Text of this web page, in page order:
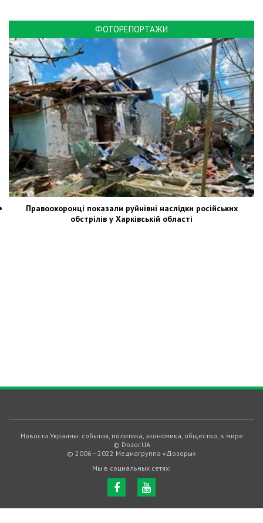
ФОТОРЕПОРТАЖИ
Правоохоронці показали руйнівні наслідки російських
обстрілів у Харківській області
Новости Украины: события, политика, экономика, общество, в мире
© Dozor.UA
© 2006—2022 Медиагруппа «Дозоры»
Мы в социальных сетях: